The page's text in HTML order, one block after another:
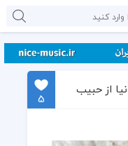
از حبیب
5